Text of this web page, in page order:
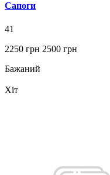
Сапоги
41
2250 грн 2500 грн
Бажаний
Хіт